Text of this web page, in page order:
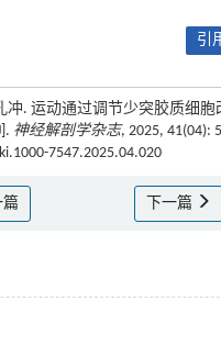
引
冲. 运动通过调节少突胶质细胞
神经解剖学杂志, 2025, 41(04):
7547.2025.04.020
篇 下一篇